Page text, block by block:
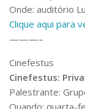
Onde: auditório
Clique aqui para
———–
Cinefestus
Cinefestus:
Palestrante:
Quando: quarta-